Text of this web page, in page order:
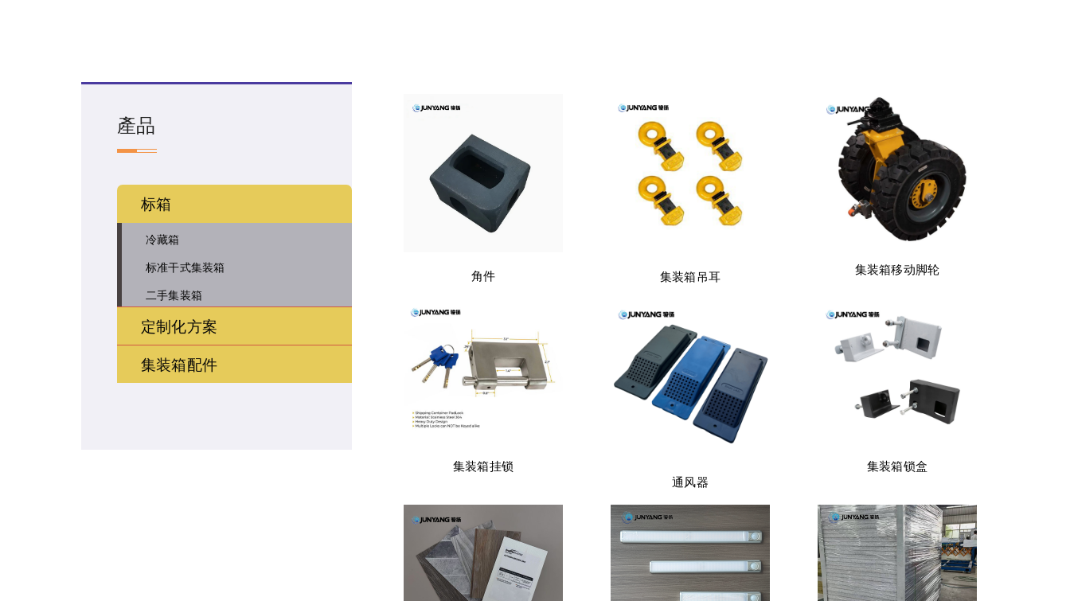
產品
标箱
冷藏箱
标准干式集装箱
二手集装箱
定制化方案
集装箱配件
角件 集装箱吊耳 集装箱移动脚轮
集装箱挂锁
通风器
集装箱锁盒